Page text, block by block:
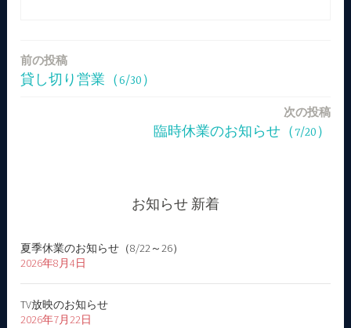
投
稿
ョ
ン
前の投稿
貸し切り営業（6/30）
次の投稿
臨時休業のお知らせ（7/20）
お知らせ 新着
夏季休業のお知らせ（8/22～26）
2026年8月4日
TV放映のお知らせ
2026年7月22日